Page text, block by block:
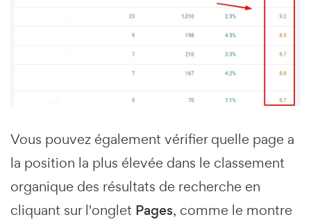
Vous pouvez également vérifier quelle page a
la position la plus élevée dans le classement
organique des résultats de recherche en
cliquant sur l'onglet Pages, comme le montre